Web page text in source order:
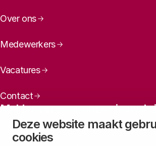
Deze website maakt
cookies
Over ons
Medewerkers
Vacatures
Contact
Meld u aan voor onze
Maandelijks een overzicht ontvangen
nieuws? Laat dan uw mailadres achter.